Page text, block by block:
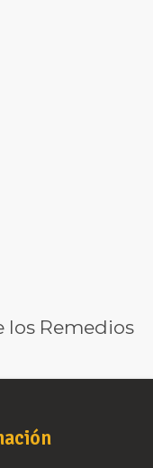
los Remedios